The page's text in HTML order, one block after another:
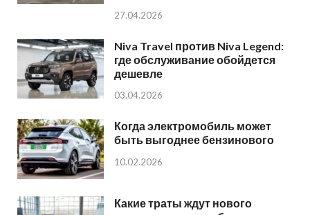
27.04.2026
Niva Travel против Niva Legend:
где обслуживание обойдется
дешевле
03.04.2026
Когда электромобиль может
быть выгоднее бензинового
10.02.2026
Какие траты ждут нового